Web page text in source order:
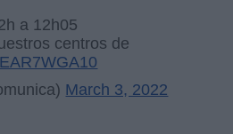
a 12h05
centros de
March 3, 2022